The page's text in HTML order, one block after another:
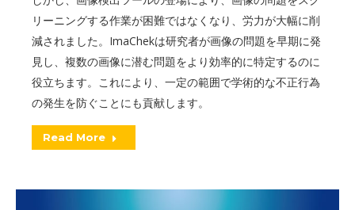
リーニングする作業が困難ではなくなり、労力が大幅に削
減されました。ImaChekは研究者が画像の問題を早期に発
見し、複数の画像に潜む問題をより効率的に特定するのに
役立ちます。これにより、一定の範囲で学術的な不正行為
の発生を防ぐことにも貢献します。
Read More